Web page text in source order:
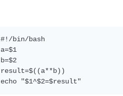
#!/bin/bash
a=$1
b=$2
result=$((a**b))